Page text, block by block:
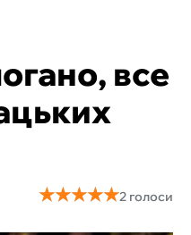
все
★★★★★
★★★★★2 голоси